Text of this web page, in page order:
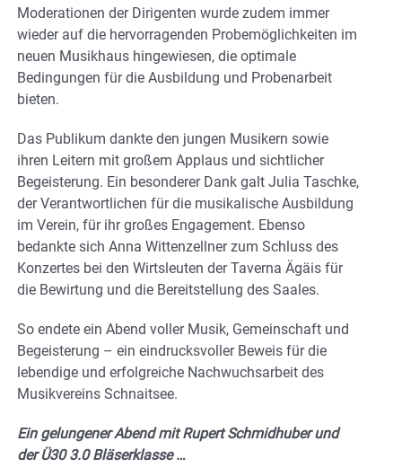
Moderationen der Dirigenten wurde zudem immer
wieder auf die hervorragenden Probemöglichkeiten im
neuen Musikhaus hingewiesen, die optimale
Bedingungen für die Ausbildung und Probenarbeit
bieten.
Das Publikum dankte den jungen Musikern sowie
ihren Leitern mit großem Applaus und sichtlicher
Begeisterung. Ein besonderer Dank galt Julia Taschke,
der Verantwortlichen für die musikalische Ausbildung
im Verein, für ihr großes Engagement. Ebenso
bedankte sich Anna Wittenzellner zum Schluss des
Konzertes bei den Wirtsleuten der Taverna Ägäis für
die Bewirtung und die Bereitstellung des Saales.
So endete ein Abend voller Musik, Gemeinschaft und
Begeisterung – ein eindrucksvoller Beweis für die
lebendige und erfolgreiche Nachwuchsarbeit des
Musikvereins Schnaitsee.
Ein gelungener Abend mit Rupert Schmidhuber und
der Ü30 3.0 Bläserklasse …